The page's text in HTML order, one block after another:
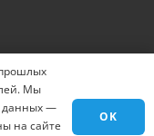
Мы
данных —
на сайте
OK